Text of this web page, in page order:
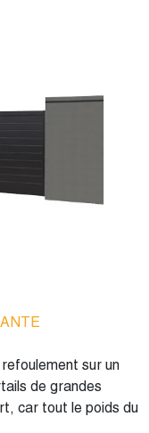
sur un
de grandes
car tout le poids du